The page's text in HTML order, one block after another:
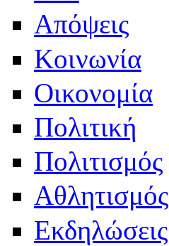
Απόψεις
Κοινωνία
Οικονομία
Πολιτική
Πολιτισμός
Αθλητισμός
Εκδηλώσεις